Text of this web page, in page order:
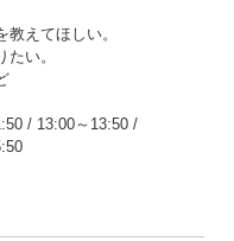
えてほしい。
い。
/ 13:00～13:50 /